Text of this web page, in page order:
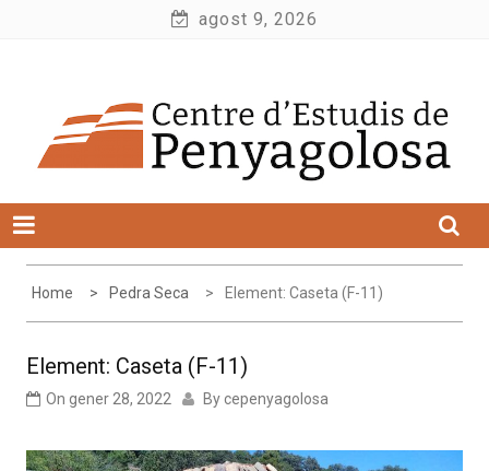
agost 9, 2026
Home Pedra Seca Element: Caseta (F-11)
Element: Caseta (F-11)
On gener 28, 2022 By cepenyagolosa